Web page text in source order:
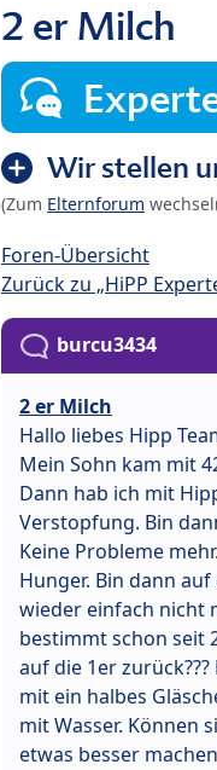
2 er Milch
Wir stellen
(Zum Elternforum
Foren-Übersicht
Zurück zu „HiPP
burcu3434
2 er Milch
Hallo liebes Hipp
Mein Sohn kam mit
Dann hab ich mit
Verstopfung. Bin
Keine Probleme
Hunger. Bin dann
wieder einfach nicht
bestimmt schon seit
auf die 1er
mit ein halbes
mit Wasser. Können
etwas besser